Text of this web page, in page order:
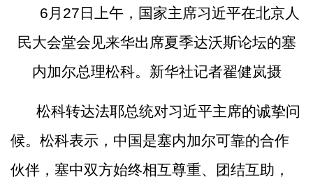
6月27日上午，国家主席习近平在北京人
民大会堂会见来华出席夏季达沃斯论坛的塞
内加尔总理松科。新华社记者翟健岚摄
松科转达法耶总统对习近平主席的诚挚问
候。松科表示，中国是塞内加尔可靠的合作
伙伴，塞中双方始终相互尊重、团结互助，